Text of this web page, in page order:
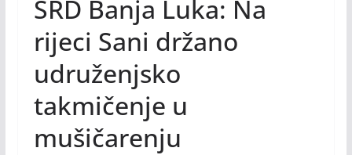
SRD Banja Luka: Na
rijeci Sani držano
udruženjsko
takmičenje u
mušičarenju